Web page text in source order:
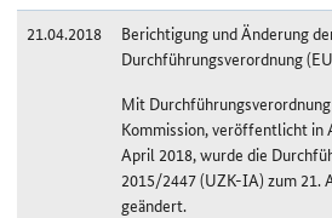
21.04.2018
Berichtigung und Änderung
Durchführungsverordnung
Mit
Kommission, veröffentlicht in
April 2018, wurde die
2015/2447 (UZK-IA) zum 21.
geändert.